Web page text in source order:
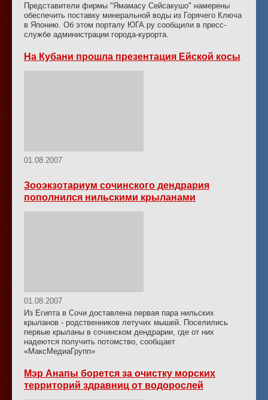
Представители фирмы "Ямамасу Сейсакушо" намерены
обеспечить поставку минеральной воды из Горячего Ключа
в Японию. Об этом порталу ЮГА.ру сообщили в пресс-
службе администрации города-курорта.
На Кубани прошла презентация Ейской косы
01.08.2007
Зооэкзотариум сочинского дендрария
пополнился нильскими крыланами
01.08.2007
Из Египта в Сочи доставлена первая пара нильских
крыланов - родственников летучих мышей. Поселились
первые крыланы в сочинском дендрарии, где от них
надеются получить потомство, сообщает
«МаксМедиаГрупп»
Мэр Анапы борется за очистку морских
территорий здравниц от водорослей